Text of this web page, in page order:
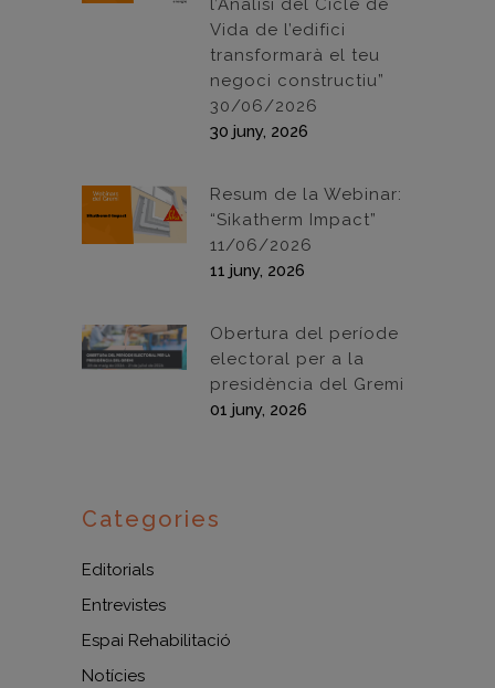
l’Anàlisi del Cicle de
Vida de l’edifici
transformarà el teu
negoci constructiu”
30/06/2026
30 juny, 2026
Resum de la Webinar:
“Sikatherm Impact”
11/06/2026
11 juny, 2026
Obertura del període
electoral per a la
presidència del Gremi
01 juny, 2026
Categories
Editorials
Entrevistes
Espai Rehabilitació
Notícies